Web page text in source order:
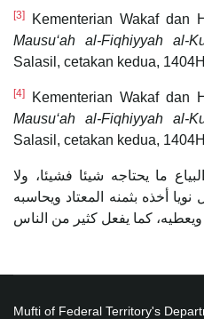
[3] Kementerian Wakaf dan
Mausu‘ah al-Fiqhiyyah al-
Salasil, cetakan kedua,
[4] Kementerian Wakaf dan
Mausu‘ah al-Fiqhiyyah al-
Salasil, cetakan kedua,
ما يحتاجه شيئا فشيئا، ولا
نويا أخذه بثمنه المعتاد ويحاسبه
Mufti of Federal Territory's